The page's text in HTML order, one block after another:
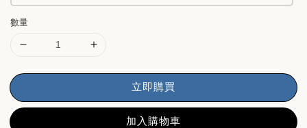
數量
立即購買
加入購物車